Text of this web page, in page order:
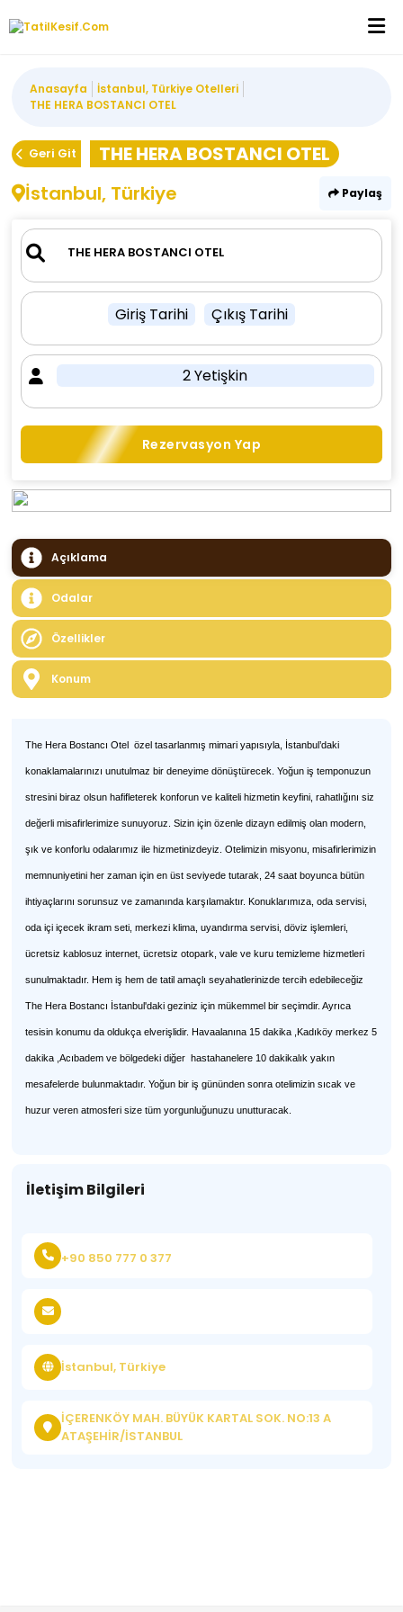
Anasayfa
İstanbul, Türkiye Otelleri
THE HERA BOSTANCI OTEL
Geri Git
THE HERA BOSTANCI OTEL
İstanbul, Türkiye
Paylaş
Giriş Tarihi Çıkış Tarihi
2 Yetişkin
Rezervasyon Yap
Açıklama
Odalar
Özellikler
Konum
The Hera Bostancı Otel özel tasarlanmış mimari yapısıyla, İstanbul’daki
konaklamalarınızı unutulmaz bir deneyime dönüştürecek. Yoğun iş temponuzun
stresini biraz olsun hafifleterek konforun ve kaliteli hizmetin keyfini, rahatlığını siz
değerli misafirlerimize sunuyoruz. Sizin için özenle dizayn edilmiş olan modern,
şık ve konforlu odalarımız ile hizmetinizdeyiz. Otelimizin misyonu, misafirlerimizin
memnuniyetini her zaman için en üst seviyede tutarak, 24 saat boyunca bütün
ihtiyaçlarını sorunsuz ve zamanında karşılamaktır. Konuklarımıza, oda servisi,
oda içi içecek ikram seti, merkezi klima, uyandırma servisi, döviz işlemleri,
ücretsiz kablosuz internet, ücretsiz otopark, vale ve kuru temizleme hizmetleri
sunulmaktadır. Hem iş hem de tatil amaçlı seyahatlerinizde tercih edebileceğiz
The Hera Bostancı İstanbul'daki geziniz için mükemmel bir seçimdir. Ayrıca
tesisin konumu da oldukça elverişlidir. Havaalanına 15 dakika ,Kadıköy merkez 5
dakika ,Acıbadem ve bölgedeki diğer hastahanelere 10 dakikalık yakın
mesafelerde bulunmaktadır. Yoğun bir iş gününden sonra otelimizin sıcak ve
huzur veren atmosferi size tüm yorgunluğunuzu unutturacak.
İletişim Bilgileri
+90 850 777 0 377
İstanbul, Türkiye
İÇERENKÖY MAH. BÜYÜK KARTAL SOK. NO:13 A
ATAŞEHİR/İSTANBUL